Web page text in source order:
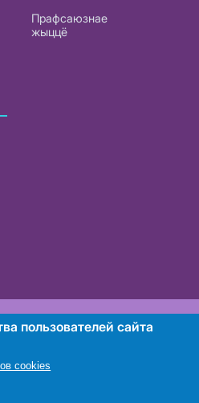
Прафсаюзнае
жыццё
пользователей сайта
cookies